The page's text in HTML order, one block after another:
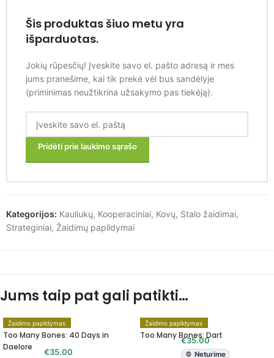
Šis produktas šiuo metu yra
išparduotas.
Jokių rūpesčių! Įveskite savo el. pašto adresą ir mes
jums pranešime, kai tik prekė vėl bus sandėlyje
(priminimas neužtikrina užsakymo pas tiekėją).
Pridėti prie laukimo sąrašo
Kategorijos: Kauliukų, Kooperaciniai, Kovų, Stalo žaidimai,
Strateginiai, Žaidimų papildymai
Jums taip pat gali patikti…
Žaidimo papildymas
Too Many Bones: 40 Days in
Daelore
€35.00
Žaidimo papildymas
Too Many Bones: Dart
€35.00
Neturime